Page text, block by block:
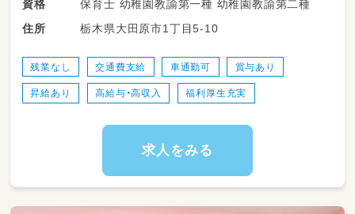
・保護者対応
・事務的作業（保育計画作成、保育日誌、クラス
資格
保育士 幼稚園教諭第一種 幼稚園教諭第二種
住所
栃木県大田原市1丁目5-10
残業なし 交通費支給 車通勤可 賞与あり
昇給あり 高給与・高収入 福利厚生充実
求人をみる